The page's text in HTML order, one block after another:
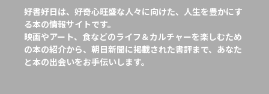
好書好日は、好奇心旺盛な人々に向けた、人生を豊かにす
る本の情報サイトです。
映画やアート、食などのライフ＆カルチャーを楽しむため
の本の紹介から、朝日新聞に掲載された書評まで、あなた
と本の出会いをお手伝いします。